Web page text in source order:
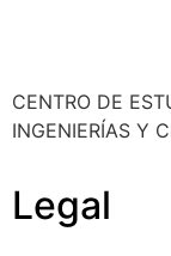
CENTRO DE
INGENIERÍAS Y
Legal